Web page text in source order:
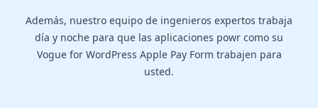
Además, nuestro equipo de ingenieros expertos trabaja
día y noche para que las aplicaciones powr como su
Vogue for WordPress Apple Pay Form trabajen para
usted.